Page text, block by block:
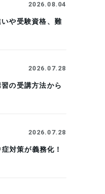
2026.08.04
や受験資格、難
2026.07.28
の受講方法から
2026.07.28
対策が義務化！